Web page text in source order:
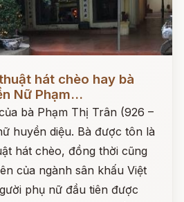
hát chèo hay bà
Nữ Phạm...
bà Phạm Thị Trân (926 –
huyền diệu. Bà được tôn là
hát chèo, đồng thời cũng
của ngành sân khấu Việt
phụ nữ đầu tiên được